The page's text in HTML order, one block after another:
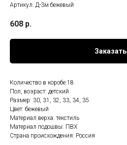
Артикул: Д-3м бежевый
608 р.
Заказать
Количество в коробе:18
Пол, возраст: детский
Размер: 30, 31, 32, 33, 34, 35
Цвет: бежевый
Материал верха: текстиль
Материал подошвы: ПВХ
Страна происхождения: Россия